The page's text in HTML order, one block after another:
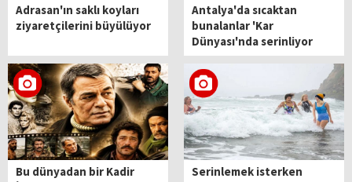
Adrasan'ın saklı koyları
ziyaretçilerini büyülüyor
Antalya'da sıcaktan
bunalanlar 'Kar
Dünyası'nda serinliyor
Bu dünyadan bir Kadir
Serinlemek isterken